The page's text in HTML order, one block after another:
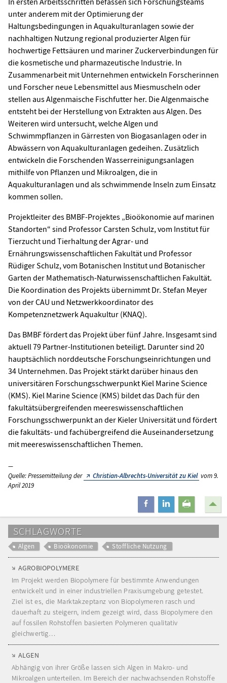
unter anderem mit der Optimierung der
Haltungsbedingungen in Aquakulturanlagen sowie der
nachhaltigen Nutzung regional produzierter Algen für
hochwertige Fettsäuren und mariner Zuckerverbindungen für
die kosmetische und pharmazeutische Industrie. In
Zusammenarbeit mit Unternehmen entwickeln Forscherinnen
und Forscher neue Lebensmittel aus Miesmuscheln oder
stellen aus Algenmaische Fischfutter her. Die Algenmaische
entsteht bei der Herstellung von Extrakten aus Algen. Des
Weiteren wird untersucht, welche Algen und
Schwimmpflanzen in Gärresten von Biogasanlagen oder in
Abwässern von Aquakulturanlagen gedeihen. Zusätzlich
entwickeln die Forschenden Wasserreinigungsanlagen
mithilfe von Pflanzen und Mikroalgen, die in
Aquakulturanlagen und als schwimmende Inseln zum Einsatz
kommen sollen.
Projektleiter des BMBF-Projektes „Bioökonomie auf marinen
Standorten“ sind Professor Carsten Schulz, vom Institut für
Tierzucht und Tierhaltung der Agrar- und
Ernährungswissenschaftlichen Fakultät und Professor
Rüdiger Schulz, vom Botanischen Institut und Botanischer
Garten der Mathematisch-Naturwissenschaftlichen Fakultät.
Die Koordination des Projekts übernimmt Dr. Stefan Meyer
von der CAU und Netzwerkkoordinator des
Kompetenznetzwerk Aquakultur (KNAQ).
Das BMBF fördert das Projekt über fünf Jahre. Insgesamt sind
aktuell 79 Partner-Institutionen beteiligt. Darunter sind 20
hauptsächlich norddeutsche Forschungseinrichtungen und
34 Unternehmen. Das Projekt stärkt darüber hinaus den
universitären Forschungsschwerpunkt Kiel Marine Science
(KMS). Kiel Marine Science (KMS) bildet das Dach für den
fakultätsübergreifenden meereswissenschaftlichen
Forschungsschwerpunkt an der Kieler Universität und fördert
die fakultäts- und fachübergreifend die Auseinandersetzung
mit meereswissenschaftlichen Themen.
Quelle: Pressemitteilung der Christian-Albrechts-Universität zu Kiel vom 9.
April 2019
teilen mitteilendrucken
SCHLAGWORTE
Algen Bioökonomie Stoffliche Nutzung
AGROBIOPOLYMERE
Im Projekt werden Biopolymere für bestimmte Anwendungen
entwickelt und in einer industriellen Praxisumgebung getestet.
Ziel ist es, die Marktakzeptanz von Biopolymeren rasch und
dauerhaft zu steigern, indem gezeigt wird, dass Biopolymere den
auf fossilen Rohstoffen basierten Polymeren qualitativ
gleichwertig…
ALGEN
Abhängig von ihrer Größe lassen sich Algen in Makro- und
Mikroalgen unterteilen. Im Bereich der nachwachsenden Rohstoffe